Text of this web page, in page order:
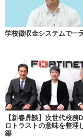
学校徴収金システムで一
【新春鼎談】次世代校務
ロトラストの意味を整理
築